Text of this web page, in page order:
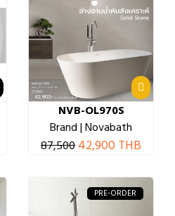
NVB-OL970S
Brand | Novabath
87,50042,900 THB
PRE-ORDER